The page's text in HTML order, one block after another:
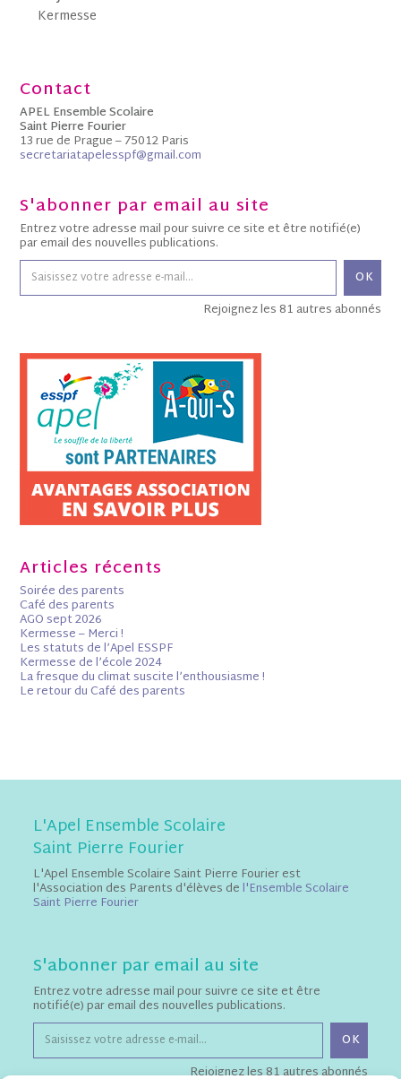
Kermesse
Contact
APEL Ensemble Scolaire
Saint Pierre Fourier
13 rue de Prague – 75012 Paris
secretariatapelesspf@gmail.com
S'abonner par email au site
Entrez votre adresse mail pour suivre ce site et être notifié(e)
par email des nouvelles publications.
OK
Rejoignez les 81 autres abonnés
Articles récents
Soirée des parents
Café des parents
AGO sept 2026
Kermesse – Merci !
Les statuts de l’Apel ESSPF
Kermesse de l’école 2024
La fresque du climat suscite l’enthousiasme !
Le retour du Café des parents
L'Apel Ensemble Scolaire
Saint Pierre Fourier
L'Apel Ensemble Scolaire Saint Pierre Fourier est
l'Association des Parents d'élèves de l'Ensemble Scolaire
Saint Pierre Fourier
S'abonner par email au site
Entrez votre adresse mail pour suivre ce site et être
notifié(e) par email des nouvelles publications.
OK
Rejoignez les 81 autres abonnés